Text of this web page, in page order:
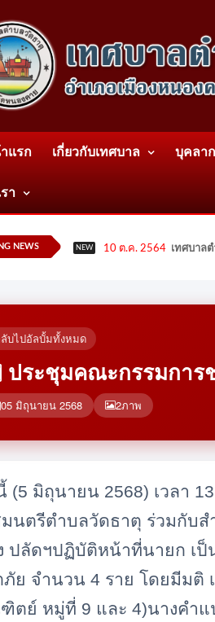
แรก เกี่ยวกับเทศบาล บุคลา
า
NEWS NEW 10 ต.ค. 2564 เทศบาล
บไปอัลบั้มทั้งหมด
ประชุมคณะกรรมการ
05 มิถุนายน 2568 2ภาพ
(5 มิถุนายน 2568) เวลา
มนตรีตำบลวัดธาตุ ร่วมกับ
ปลัดฯปฏิบัติหน้าที่นายก เป็
ภัย จำนวน 4 ราย โดยมีมติ
ตย์ หมู่ที่ 9 และ 4)นางคำ